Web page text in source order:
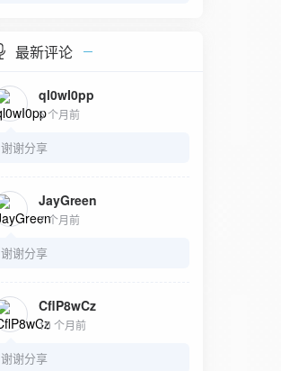
最新评论
ql0wI0pp
5 个月前
谢谢分享
JayGreen
7 个月前
谢谢分享
CflP8wCz
10 个月前
谢谢分享